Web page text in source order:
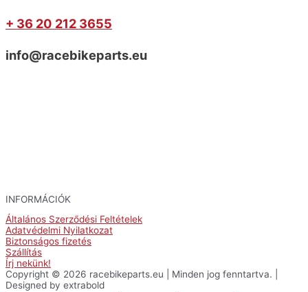
+ 36 20 212 3655
info@racebikeparts.eu
INFORMÁCIÓK
Általános Szerződési Feltételek
Adatvédelmi Nyilatkozat
Biztonságos fizetés
Szállítás
Írj nekünk!
Copyright © 2026 racebikeparts.eu | Minden jog fenntartva. |
Designed by extrabold